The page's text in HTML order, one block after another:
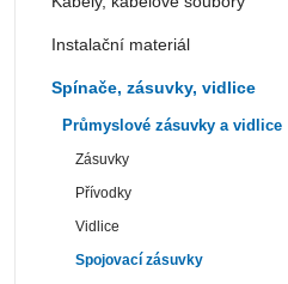
Instalační materiál
Spínače, zásuvky, vidlice
Průmyslové zásuvky a vidlice
Zásuvky
Přívodky
Vidlice
Spojovací zásuvky